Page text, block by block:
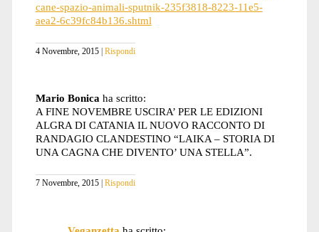
cane-spazio-animali-sputnik-235f3818-8223-11e5-
aea2-6c39fc84b136.shtml
4 Novembre, 2015 Rispondi
Mario Bonica ha scritto:
A FINE NOVEMBRE USCIRA’ PER LE EDIZIONI
ALGRA DI CATANIA IL NUOVO RACCONTO DI
RANDAGIO CLANDESTINO “LAIKA – STORIA DI
UNA CAGNA CHE DIVENTO’ UNA STELLA”.
7 Novembre, 2015 Rispondi